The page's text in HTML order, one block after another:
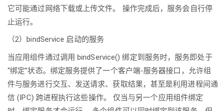
它可能通过网络下载或上传文件。 操作完成后，服务会自行停
止运行。
（2）bindService 启动的服务
当应用组件通过调用 bindService() 绑定到服务时，服务即处于
“绑定”状态。绑定服务提供了一个客户端-服务器接口，允许组
件与服务进行交互、发送请求、获取结果，甚至是利用进程间通
信 (IPC) 跨进程执行这些操作。 仅当与另一个应用组件绑定